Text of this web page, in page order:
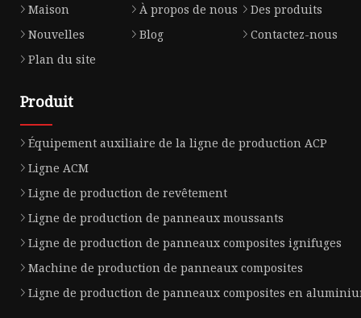
Maison À propos de nous
Des produits
Nouvelles
Blog
Contactez-nous
Plan du site
Produit
Équipement auxiliaire de la ligne de production ACP
Ligne ACM
Ligne de production de revêtement
Ligne de production de panneaux moussants
Ligne de production de panneaux composites ignifuges
Machine de production de panneaux composites
Ligne de production de panneaux composites en